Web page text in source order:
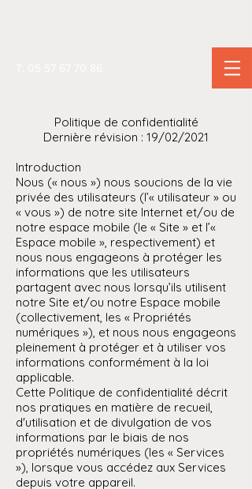
Politique de confidentialité
Dernière révision : 19/02/2021
Introduction
Nous (« nous ») nous soucions de la vie
privée des utilisateurs (l’« utilisateur » ou
« vous ») de notre site Internet et/ou de
notre espace mobile (le « Site » et l’«
Espace mobile », respectivement) et
nous nous engageons à protéger les
informations que les utilisateurs
partagent avec nous lorsqu’ils utilisent
notre Site et/ou notre Espace mobile
(collectivement, les « Propriétés
numériques »), et nous nous engageons
pleinement à protéger et à utiliser vos
informations conformément à la loi
applicable.
Cette Politique de confidentialité décrit
nos pratiques en matière de recueil,
d'utilisation et de divulgation de vos
informations par le biais de nos
propriétés numériques (les « Services
»), lorsque vous accédez aux Services
depuis votre appareil.